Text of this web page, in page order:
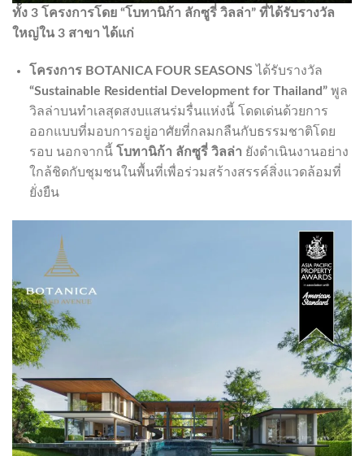
ทั้ง 3 โครงการโดย “โบทานิก้า ลักซูรี่ วิลล่า” ที่ได้รับรางวัล
ใหญ่ใน 3 สาขา ได้แก่
โครงการ BOTANICA FOUR SEASONS ได้รับรางวัล
“Sustainable Residential Development for Thailand” พูล
วิลล่าบนทำเลสุดสงบแสนร่มรื่นแห่งนี้ โดดเด่นด้วยการ
ออกแบบที่มอบการอยู่อาศัยที่กลมกลืนกับธรรมชาติโดย
รอบ นอกจากนี้ โบทานิก้า ลักซูรี่ วิลล่า ยังดำเนินงานอย่าง
ใกล้ชิดกับชุมชนในพื้นที่เพื่อร่วมสร้างสรรค์สิ่งแวดล้อมที่
ยั่งยืน